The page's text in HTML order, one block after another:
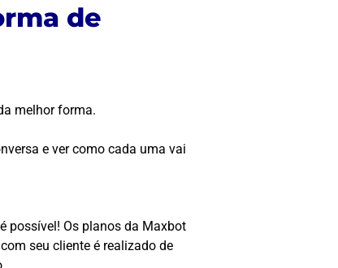
de
melhor forma.
e ver como cada uma vai
possível! Os planos da Maxbot
seu cliente é realizado de